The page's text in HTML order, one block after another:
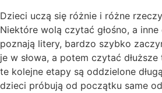
Dzieci uczą się różnie i różne
Niektóre wolą czytać głośno, a
poznają litery, bardzo szybko
je w słowa, a potem czytać
te kolejne etapy są oddzielone
dzieci próbują od początku same